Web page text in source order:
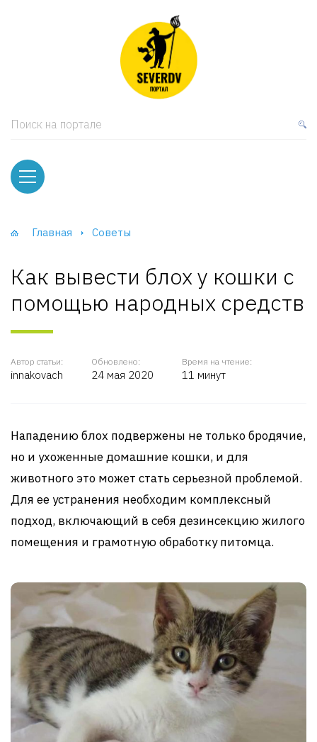
Поиск на портале
Главная Советы
Как вывести блох у кошки с
помощью народных средств
Автор статьи:
innakovach
Обновлено:
24 мая 2020
Время на чтение:
11 минут
Нападению блох подвержены не только бродячие,
но и ухоженные домашние кошки, и для
животного это может стать серьезной проблемой.
Для ее устранения необходим комплексный
подход, включающий в себя дезинсекцию жилого
помещения и грамотную обработку питомца.
и тумбы